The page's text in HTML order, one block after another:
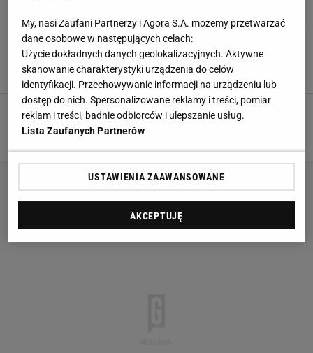
Oto nowy selekcjoner? Lato wybrał. "Żaden
zawodnik nie będzie fikać"
Aleksander Bernard,2 LIPCA 2025, 09:17
Lato dostał specjalny tytuł na zjeździe PZPN. A
potem takie słowa o Kuleszy
My, nasi Zaufani Partnerzy i Agora S.A. możemy przetwarzać
dane osobowe w następujących celach:
Użycie dokładnych danych geolokalizacyjnych. Aktywne
skanowanie charakterystyki urządzenia do celów
identyfikacji. Przechowywanie informacji na urządzeniu lub
dostęp do nich. Spersonalizowane reklamy i treści, pomiar
reklam i treści, badnie odbiorców i ulepszanie usług.
Lista Zaufanych Partnerów
USTAWIENIA ZAAWANSOWANE
AKCEPTUJĘ